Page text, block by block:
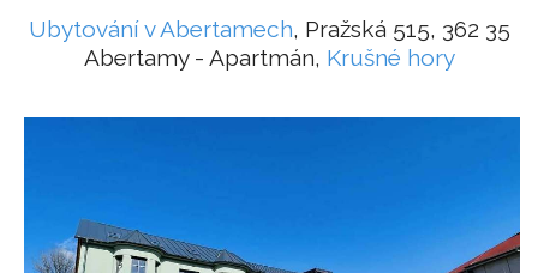
Ubytování v Abertamech, Pražská 515, 362 35
Abertamy - Apartmán, Krušné hory